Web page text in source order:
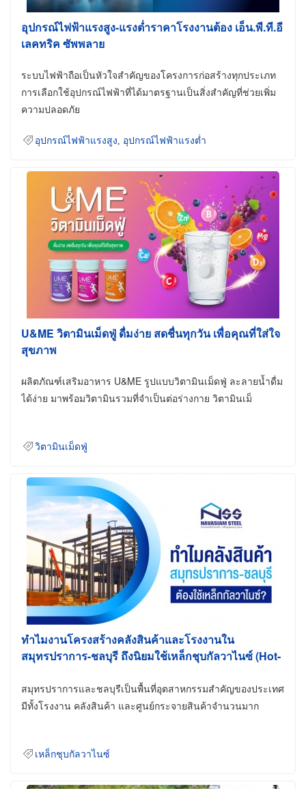
อุปกรณ์ไฟฟ้าแรงสูง-แรงต่ำราคาโรงงานต้อง เอ็น.พี.ที.อี
เลคทริค ซัพพลาย
ระบบไฟฟ้าถือเป็นหัวใจสำคัญของโครงการก่อสร้างทุกประเภท
การเลือกใช้อุปกรณ์ไฟฟ้าที่ได้มาตรฐานเป็นสิ่งสำคัญที่ช่วยเพิ่ม
ความปลอดภัย
อุปกรณ์ไฟฟ้าแรงสูง อุปกรณ์ไฟฟ้าแรงต่ำ
U&ME วิตามินเม็ดฟู่ ดื่มง่าย สดชื่นทุกวัน เพื่อคุณที่ใส่ใจ
สุขภาพ
ผลิตภัณฑ์เสริมอาหาร U&ME รูปแบบวิตามินเม็ดฟู่ ละลายน้ำดื่ม
ได้ง่าย มาพร้อมวิตามินรวมที่จำเป็นต่อร่างกาย วิตามินเม็
วิตามินเม็ดฟู่
ทำไมงานโครงสร้างคลังสินค้าและโรงงานใน
สมุทรปราการ-ชลบุรี ถึงนิยมใช้เหล็กชุบกัลวาไนซ์ (Hot-
สมุทรปราการและชลบุรีเป็นพื้นที่อุตสาหกรรมสำคัญของประเทศ
มีทั้งโรงงาน คลังสินค้า และศูนย์กระจายสินค้าจำนวนมาก
เหล็กชุบกัลวาไนซ์